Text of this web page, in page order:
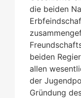
die beiden
beiden
allen
der
Gründung